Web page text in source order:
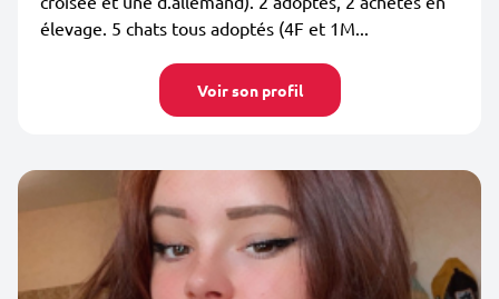
élevage. 5 chats tous adoptés (4F et 1M...
Voir son profil